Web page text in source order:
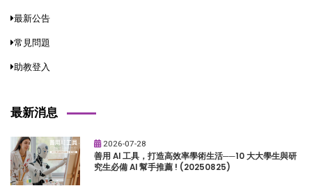
最新公告
常見問題
助教登入
最新消息
2026-07-28
善用 AI 工具，打造高效率學術生活──10 大大學生與研
究生必備 AI 幫手推薦 ! (20250825)